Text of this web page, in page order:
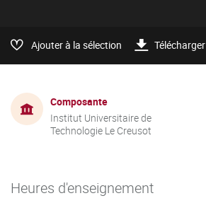
Ajouter à la sélection Télécharger
Composante
Institut Universitaire de
Technologie Le Creusot
Heures d'enseignement